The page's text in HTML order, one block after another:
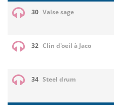
30 Valse sage
32 Clin d'oeil à Jaco
34 Steel drum